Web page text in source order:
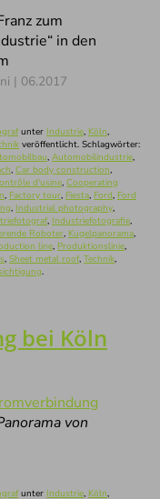
zum
in den
| 06.2017
unter Industrie, Köln,
veröffentlicht. Schlagwörter:
, Automobilindustrie,
, Car body construction,
d'usine, Cooperating
, Factory tour, Fiesta, Ford, Ford
, Industrial photography,
, Industriefotografie,
Roboter, Kugelpanorama,
line, Produktionslinie,
, Sheet metal roof, Technik,
.
bei Köln
von
unter Industrie, Köln,